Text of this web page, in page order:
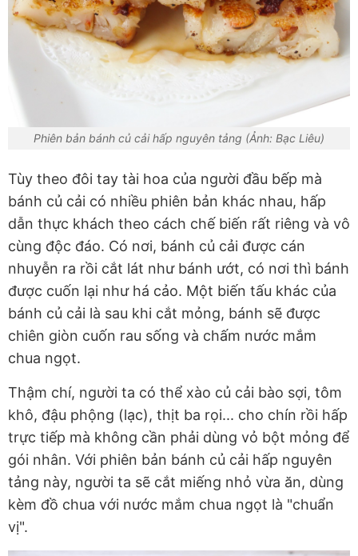
Phiên bản bánh củ cải hấp nguyên tảng (Ảnh: Bạc Liêu)
Tùy theo đôi tay tài hoa của người đầu bếp mà
bánh củ cải có nhiều phiên bản khác nhau, hấp
dẫn thực khách theo cách chế biến rất riêng và vô
cùng độc đáo. Có nơi, bánh củ cải được cán
nhuyễn ra rồi cắt lát như bánh ướt, có nơi thì bánh
được cuốn lại như há cảo. Một biến tấu khác của
bánh củ cải là sau khi cắt mỏng, bánh sẽ được
chiên giòn cuốn rau sống và chấm nước mắm
chua ngọt.
Thậm chí, người ta có thể xào củ cải bào sợi, tôm
khô, đậu phộng (lạc), thịt ba rọi... cho chín rồi hấp
trực tiếp mà không cần phải dùng vỏ bột mỏng để
gói nhân. Với phiên bản bánh củ cải hấp nguyên
tảng này, người ta sẽ cắt miếng nhỏ vừa ăn, dùng
kèm đồ chua với nước mắm chua ngọt là "chuẩn
vị".